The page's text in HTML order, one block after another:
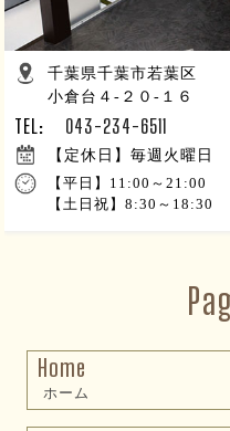
千葉県千葉市若葉区
小倉台４-２０-１６
TEL: 043-234-6511
【定休日】毎週火曜日
【平日】11:00～21:00
【土日祝】8:30～18:30
Home
ホーム